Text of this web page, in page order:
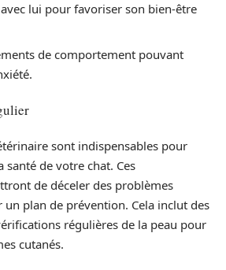
lui pour favoriser son bien-être
de comportement pouvant
sont indispensables pour
santé de votre chat. Ces
de déceler des problèmes
un plan de prévention. Cela inclut des
régulières de la peau pour
cutanés.